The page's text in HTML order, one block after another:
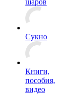
шаров
Сукно
Книги,
пособия,
видео